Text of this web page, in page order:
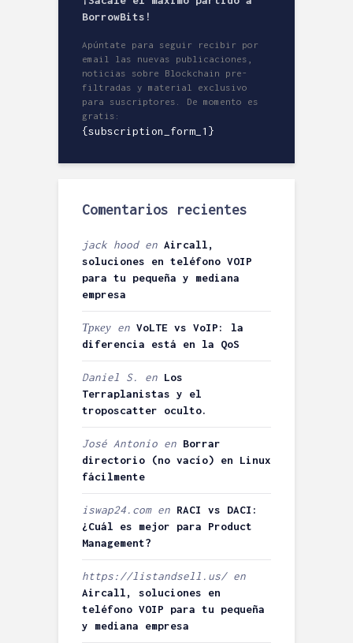
BorrowBits!
Apúntate para seguir recibir por
email las nuevas publicaciones,
noticias sobre Blockchain pre-
filtradas y material exclusivo
para suscriptores. De momento es
gratis:
{subscription_form_1}
Comentarios recientes
jack hooden Aircall,
soluciones en teléfono VOIP
para tu pequeña y mediana
empresa
Тркеу en VoLTE vs VoIP: la
diferencia está en la QoS
Daniel S. en Los
Terraplanistas y el
troposcatter oculto.
José Antonio en Borrar
directorio (no vacío) en Linux
fácilmente
iswap24.comen RACI vs DACI:
¿Cuál es mejor para Product
Management?
https://listandsell.us/en
Aircall, soluciones en
teléfono VOIP para tu pequeña
y mediana empresa